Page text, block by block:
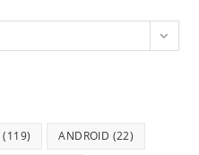
(119) ANDROID (22)